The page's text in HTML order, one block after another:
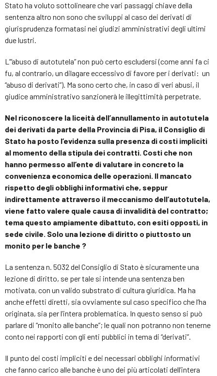
Stato ha voluto sottolineare che vari passaggi chiave della
sentenza altro non sono che sviluppi al caso dei derivati di
giurisprudenza formatasi nei giudizi amministrativi degli ultimi
due lustri.
L’“abuso di autotutela” non può certo escludersi (come anni fa ci
fu, al contrario, un dilagare eccessivo di favore per i derivati: un
“abuso di derivati”). Ma sono certo che, in caso di veri abusi, il
giudice amministrativo sanzionerà le illegittimità perpetrate.
Nel riconoscere la liceità dell’annullamento in autotutela
dei derivati da parte della Provincia di Pisa, il Consiglio di
Stato ha posto l’evidenza sulla presenza di costi impliciti
al momento della stipula dei contratti. Costi che non
hanno permesso all’ente di valutare in concreto la
convenienza economica delle operazioni. Il mancato
rispetto degli obblighi informativi che, seppur
indirettamente attraverso il meccanismo dell’autotutela,
viene fatto valere quale causa di invalidità del contratto;
tema questo ampiamente dibattuto, con esiti opposti, in
sede civile. Solo una lezione di diritto o piuttosto un
monito per le banche ?
La sentenza n. 5032 del Consiglio di Stato è sicuramente una
lezione di diritto, se per tale si intende una sentenza ben
motivata, con un valido substrato di cultura giuridica. Ma ha
anche effetti diretti, sia ovviamente sul caso specifico che l’ha
originata, sia per l’intera problematica. In questo senso si può
parlare di “monito alle banche”; le quali non potranno non tenerne
conto nei rapporti con gli enti pubblici in tema di “derivati”.
Il punto dei costi impliciti e dei necessari obblighi informativi
che fanno carico alle banche è uno dei più articolati dell’intera